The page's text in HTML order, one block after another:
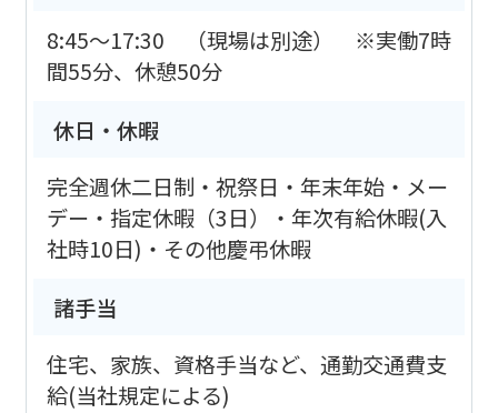
8:45～17:30 （現場は別途） ※実働7時
間55分、休憩50分
休日・休暇
完全週休二日制・祝祭日・年末年始・メー
デー・指定休暇（3日）・年次有給休暇(入
社時10日)・その他慶弔休暇
諸手当
住宅、家族、資格手当など、通勤交通費支
給(当社規定による)